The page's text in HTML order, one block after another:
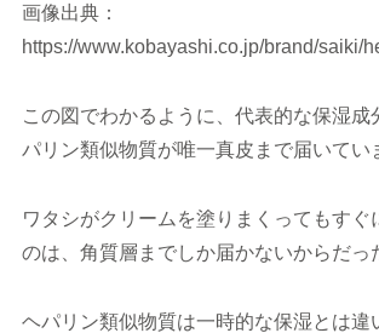
画像出典：
https://www.kobayashi.co.jp/brand/saiki/
この図でわかるように、代表的な保湿成
パリン類似物質が唯一真皮まで届いてい
ワタシがクリームを塗りまくってもすぐ
のは、角質層までしか届かないからだっ
ヘパリン類似物質は一時的な保湿とは違